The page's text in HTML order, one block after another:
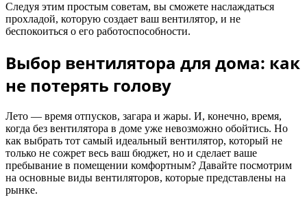
Следуя этим простым советам, вы сможете наслаждаться
прохладой, которую создает ваш вентилятор, и не
беспокоиться о его работоспособности.
Выбор вентилятора для дома: как
не потерять голову
Лето — время отпусков, загара и жары. И, конечно, время,
когда без вентилятора в доме уже невозможно обойтись. Но
как выбрать тот самый идеальный вентилятор, который не
только не сожрет весь ваш бюджет, но и сделает ваше
пребывание в помещении комфортным? Давайте посмотрим
на основные виды вентиляторов, которые представлены на
рынке.